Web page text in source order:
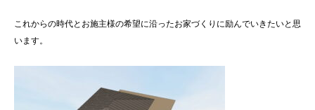
これからの時代とお施主様の希望に沿ったお家づくりに励んでいきたいと思
います。